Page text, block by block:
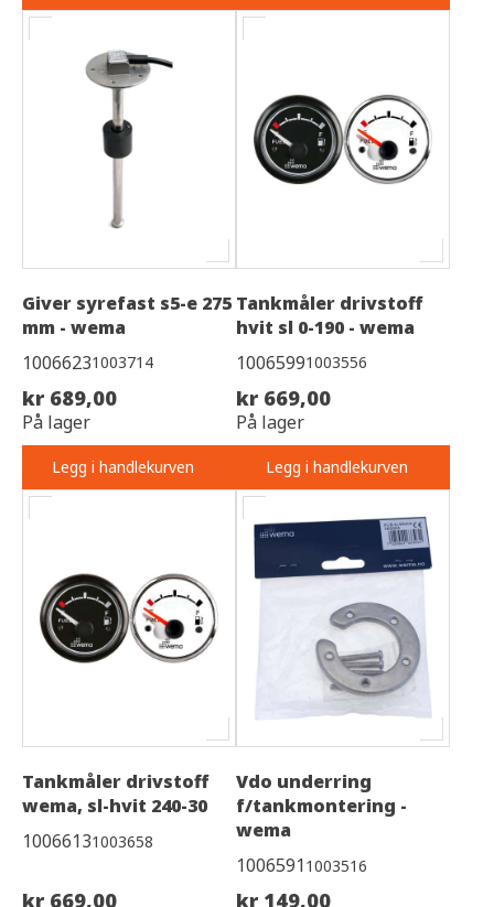
Giver syrefast s5-e 275
mm - wema
10066231003714
kr 689,00
På lager
Legg i handlekurven
Tankmåler drivstoff
hvit sl 0-190 - wema
10065991003556
kr 669,00
På lager
Legg i handlekurven
Tankmåler drivstoff
wema, sl-hvit 240-30
10066131003658
kr 669,00
Vdo underring
f/tankmontering -
wema
10065911003516
kr 149,00